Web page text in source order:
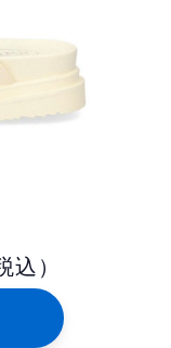
込）